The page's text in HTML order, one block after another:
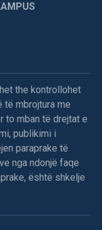
the kontrollohet
të mbrojtura me
to mban të drejtat e
publikimi i
paraprake të
nga ndonjë faqe
është shkelje